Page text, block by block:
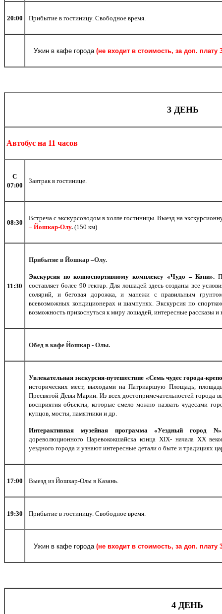
20:00 Прибытие в гостиницу. Свободное время.
Ужин в кафе города (не входит в стоимость, за доп. плату
3 ДЕНЬ
Автобус на 11 часов
С
07:00
Завтрак в гостинице.
08:30
Встреча с экскурсоводом в холле гостиницы. Выезд на
– Йошкар-Олу. (150 км)
11:30
Прибытие в Йошкар –Олу.
Экскурсия по конноспортивному комплексу «Чудо – Кони».
составляет более 90 гектар. Для лошадей здесь созданы все
солярий, и беговая дорожка, и манежи с правильным
всевозможных кондиционерах и шампунях. Экскурсия по
возможность прикоснуться к миру лошадей, интересные рассказы и
Обед в кафе Йошкар - Олы.
Увлекательная экскурсия-путешествие «Семь чудес города-
исторических мест, выходами на Патриаршую Площадь,
Пресвятой Девы Марии. Из всех достопримечательностей города
восприятия объекты, которые смело можно назвать чудесами
купцов, мосты, памятники и др.
Интерактивная музейная программа «Уездный город
дореволюционного Царевококшайска конца XIX- начала XX
уездного города и узнают интересные детали о быте и традициях
17:00 Выезд из Йошкар-Олы в Казань.
19:30 Прибытие в гостиницу. Свободное время.
Ужин в кафе города (не входит в стоимость, за доп. плату
4 ДЕНЬ